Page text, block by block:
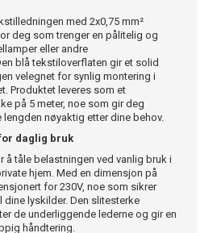
med 2x0,75 mm²
deg som trenger en pålitelig og
eller andre
blå tekstiloverflaten gir et solid
velegnet for synlig montering i
Produktet leveres som et
på 5 meter, noe som gir deg
nøyaktig etter dine behov.
daglig bruk
å tåle belastningen ved vanlig bruk i
hjem. Med en dimensjon på
for 230V, noe som sikrer
lyskilder. Den slitesterke
de underliggende lederne og gir en
håndtering.